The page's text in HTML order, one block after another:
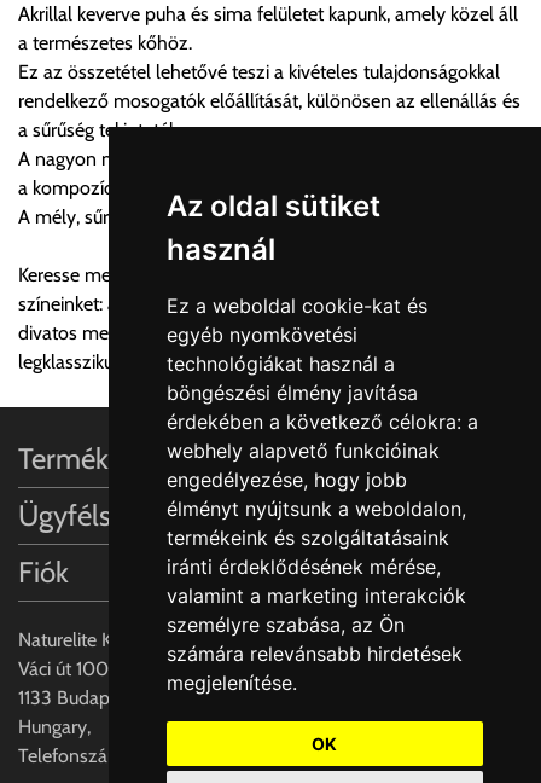
Az oldal sütiket
használ
Ez a weboldal cookie-kat és
egyéb nyomkövetési
technológiákat használ a
böngészési élmény javítása
érdekében a következő célokra: a
webhely alapvető funkcióinak
engedélyezése, hogy jobb
élményt nyújtsunk a weboldalon,
termékeink és szolgáltatásaink
iránti érdeklődésének mérése,
valamint a marketing interakciók
személyre szabása, az Ön
számára relevánsabb hirdetések
megjelenítése.
OK
Szállítási díjak:
Az oldalunkon rendelés esetén, amennyiben szállítást is kér,
úgy esetenként több lehetőséget ajánl fel a program. Kérjük, a
vásárolt árú figyelembevételével az önnek megfelelő szállítási
költséget válassza ki.
Amennyiben nem biztos választásában, vagy a program
automatikusan nem ajánl fel szállítási költséget, úgy válassza
a 0.- forintos szállítást, kollégáink megvizsgálják a vásárolt
termék adatait, majd visszaigazolják a szállítás költségét.
Ingyenes szállítási lehetőség nincs!
Egyes termékek súlyát a program nem ismeri, rendelés esetén
a központ igazolja vissza. Amennyiben a költséget az Ön által
gondoltnál magasabb értékben igazoljuk vissza, úgy a
visszaigazolástól számított 24 órán belül a terméket
lemondhatja, vagy kérheti a személyes átvételre való
módosítását.
FIGYELEM!!
KERÁMIA TERMÉKEK SZÁLLÍTATÁSA NEM, VAGY CSAK
A MEGRENDELŐ KIFEJEZETT KÉRÉSÉRE ÉS
FELELŐSSÉGÉRE LEHETSÉGES!!
Egyéb leírások:
Budapesti szállítások:
1, Budapestre kért szállítás esetén az általános szállítás
Akrillal keverve puha és sima felületet kapunk, amely közel áll
a természetes kőhöz.
Ez az összetétel lehetővé teszi a kivételes tulajdonságokkal
rendelkező mosogatók előállítását, különösen az ellenállás és
a sűrűség tekintetében.
A nagyon mély színek elérése érdekében pigmenteket adnak
a kompozícióhoz.
A mély, sűrű színek minden konyhai stílushoz illeszkednek.
Keresse meg a Full feketét vagy a klasszikus kötelező
színeinket: az Alpina és a Nero, vagy válassza a Croma
divatos metál színt. Mosogatók teljes választéka a
legklasszikusabbtól a legdizájnerebbig.
Naturelite Kft,
Váci út 100.,
1133 Budapest,
Hungary,
Telefonszám: +(36) 70-427-3837
Termékinformációk
Ügyfélszolgálat
Fiók